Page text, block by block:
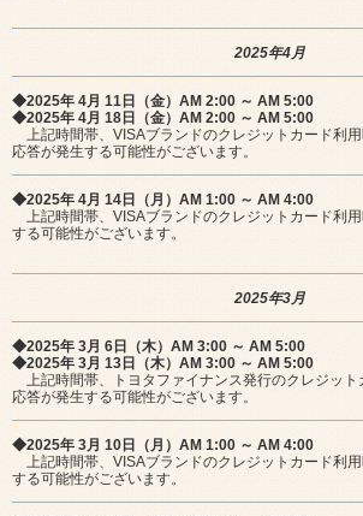
2025年4月
◆2025年 4月 11日（金）AM 2:00 ～ AM 5:00
◆2025年 4月 18日（金）AM 2:00 ～ AM 5:00
上記時間帯、VISAブランドのクレジットカード利
応答が発生する可能性がございます。
◆2025年 4月 14日（月）AM 1:00 ～ AM 4:00
上記時間帯、VISAブランドのクレジットカード利
する可能性がございます。
2025年3月
◆2025年 3月 6日（木）AM 3:00 ～ AM 5:00
◆2025年 3月 13日（木）AM 3:00 ～ AM 5:00
上記時間帯、トヨタファイナンス発行のクレジット
応答が発生する可能性がございます。
◆2025年 3月 10日（月）AM 1:00 ～ AM 4:00
上記時間帯、VISAブランドのクレジットカード利
する可能性がございます。